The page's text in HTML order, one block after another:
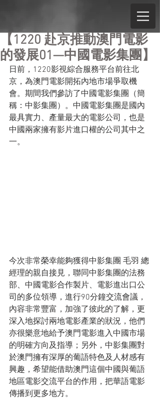
【1220 赴京推動澳門電影
的發展01—中國電影集團】
日前，1220影視綜合服務平台前往北
京，為澳門電影開拓內地市場爭取機
會。期間我們參訪了中國電影集團（簡
稱：中影集團）。中國電影集團是國內
最具實力、產量最大的電影公司，也是
中國兩家擁有影片進口權的公司其中之
一。
今次非常榮幸能夠獲得中影集團 毛羽 總
經理的親自接見，聯同中影集團的法務
部、中國電影合作製片、電影進出口公
司的多位領導，進行90分鐘交流會議，
內容非常豐富，加強了彼此的了解，更
深入地探討兩地電影產業的狀況，他們
亦很樂意地給予澳門電影進入中國市場
的明確方向及指導；另外，中影集團對
於澳門擁有深厚的葡語特色及人材感有
興趣，希望能借助澳門這個中國與葡語
地區電影交流平台的作用，把華語電影
傳播到更多地方。